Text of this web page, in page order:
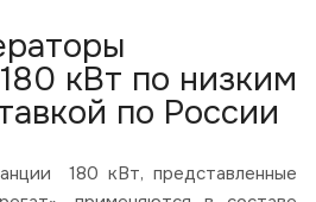
кВт по низким
по России
180 кВт, представленные